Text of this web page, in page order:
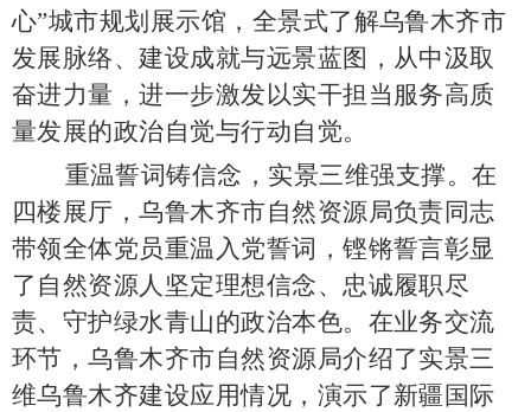
心”城市规划展示馆，全景式了解乌鲁木齐市
发展脉络、建设成就与远景蓝图，从中汲取
奋进力量，进一步激发以实干担当服务高质
量发展的政治自觉与行动自觉。
重温誓词铸信念，实景三维强支撑。在
四楼展厅，乌鲁木齐市自然资源局负责同志
带领全体党员重温入党誓词，铿锵誓言彰显
了自然资源人坚定理想信念、忠诚履职尽
责、守护绿水青山的政治本色。在业务交流
环节，乌鲁木齐市自然资源局介绍了实景三
维乌鲁木齐建设应用情况，演示了新疆国际